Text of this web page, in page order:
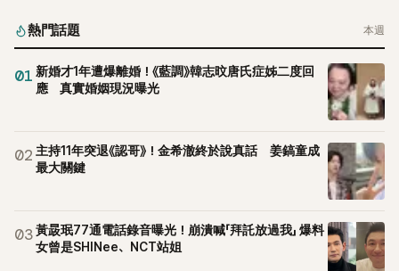
熱門話題 本週
01 新婚才1年遭爆離婚！《藍調》韓志旼唐氏症姊二度回
應 真實婚姻現況曝光
02 主持11年突退《認哥》！金希澈終於說真話 姜鎬童成
最大關鍵
03黃晸珉77通電話錄音曝光！崩潰喊「拜託放過我」 爆料
女曾是SHINee、NCT站姐